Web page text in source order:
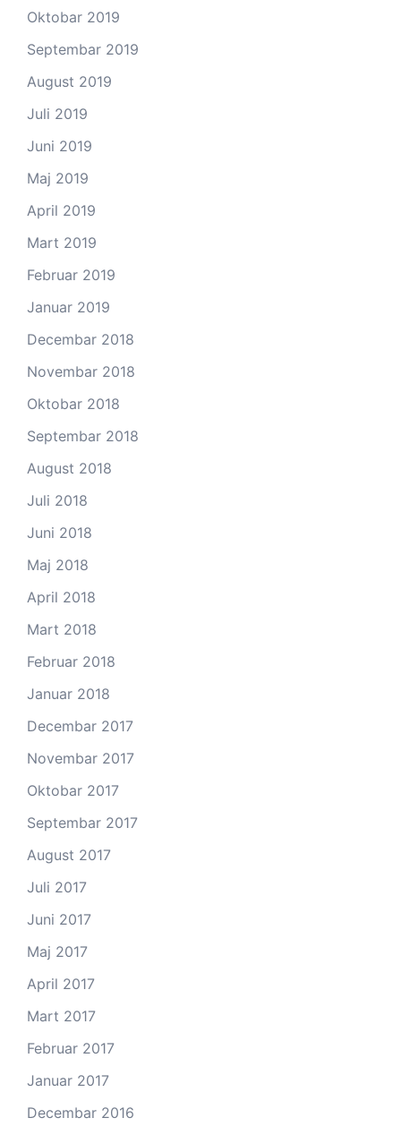
Oktobar 2019
Septembar 2019
August 2019
Juli 2019
Juni 2019
Maj 2019
April 2019
Mart 2019
Februar 2019
Januar 2019
Decembar 2018
Novembar 2018
Oktobar 2018
Septembar 2018
August 2018
Juli 2018
Juni 2018
Maj 2018
April 2018
Mart 2018
Februar 2018
Januar 2018
Decembar 2017
Novembar 2017
Oktobar 2017
Septembar 2017
August 2017
Juli 2017
Juni 2017
Maj 2017
April 2017
Mart 2017
Februar 2017
Januar 2017
Decembar 2016